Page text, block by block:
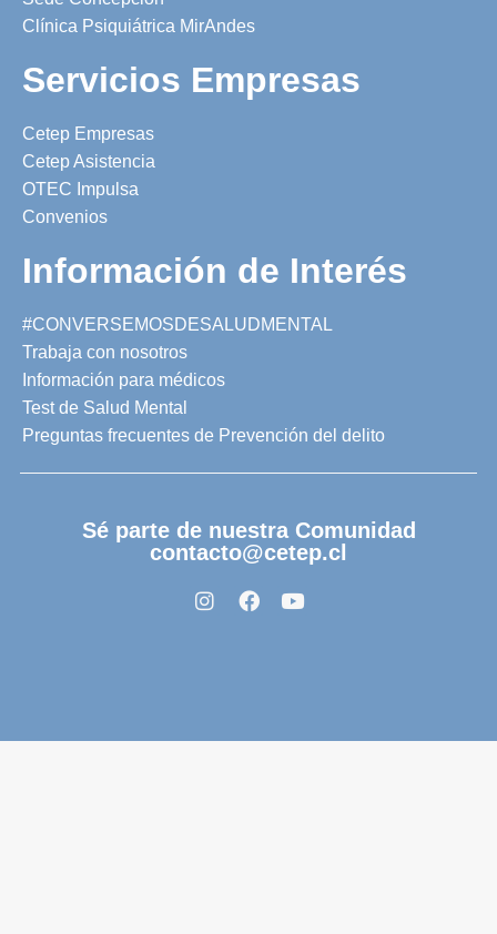
Clínica Psiquiátrica MirAndes
Servicios Empresas
Cetep Empresas
Cetep Asistencia
OTEC Impulsa
Convenios
Información de Interés
#CONVERSEMOSDESALUDMENTAL
Trabaja con nosotros
Información para médicos
Test de Salud Mental
Preguntas frecuentes de Prevención del delito
Sé parte de nuestra Comunidad
contacto@cetep.cl